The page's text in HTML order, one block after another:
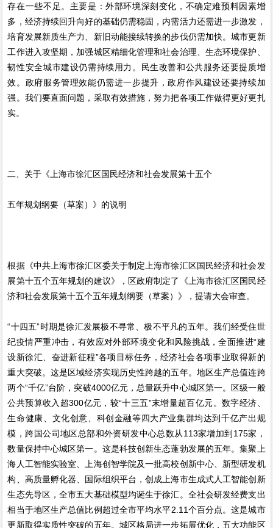
存在一些不足。主要是：外部环境深刻变化，不确定难预料因素增
多，经济持续回升向好的基础仍需稳固，内需活力还需进一步激发，
培育发展新质生产力、新旧动能接续转换的步伐仍需加快。城市更新
工作进入攻坚期，加强城区精细化管理和社会治理、生态环境保护、
韧性安全城市建设仍需持续用力。民生改善和公共服务还要提质增
效。政府服务管理效能仍需进一步提升，政府作风建设还要持续加
强。我们要直面问题，采取有效措施，努力把各项工作做得更好更扎
实。
二、关于《上海市徐汇区国民经济和社会发展第十五个
五年规划纲要（草案）》的说明
根据《中共上海市徐汇区委关于制定上海市徐汇区国民经济和社会发
展第十五个五年规划的建议》，区政府制定了《上海市徐汇区国民经
济和社会发展第十五个五年规划纲要（草案）》，提请大会审查。
“十四五”时期是徐汇发展极不寻常、极不平凡的五年。我们经受住世
纪疫情严重冲击，有效应对外部环境变化和风险挑战，全面推进“建
设新徐汇、奋进新征程”各项目标任务，经济社会各项事业取得新的
重大突破。这是区域经济实现历史性跨越的五年。地区生产总值连跨
两个“千亿”台阶，突破4000亿元，总量跃升中心城区第一。区级一般
公共预算收入超300亿元，较“十三五”末增量超百亿元。数字经济、
生命健康、文化创意、科创金融等四大产业集群均达到千亿产出规
模，跨国公司地区总部和外资研发中心总数从113家增加到175家，
数量保持中心城区第一。这是科技创新生态蓬勃发展的五年。集聚上
海人工智能实验室、上海创智学院及一批高校创新中心、新型研发机
构、高质量孵化器、国际组织平台，创成上海市生成式人工智能创新
生态先导区，全市五大基础模型均诞生于徐汇。全社会研发经费支出
相当于地区生产总值比例超过全市平均水平2.11个百分点。这是城市
更新取得实质性突破的五年。城区格局进一步拓展优化，五大功能区